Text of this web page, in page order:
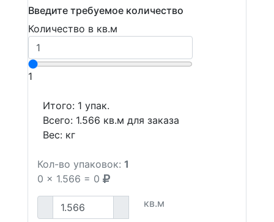
Введите требуемое количество
Количество в кв.м
1
Итого: 1 упак.
Всего: 1.566 кв.м для заказа
Вес: кг
Кол-во упаковок: 1
0 x 1.566 = 0
кв.м